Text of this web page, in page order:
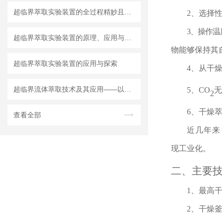
超临界萃取实验装置的应用与探索
查看全部
2、选择
3、操作
物能够保持其
4、从干
5、 CO2
6、干燥
近几年
现工业化。
二、主要
1、最高
2、干燥